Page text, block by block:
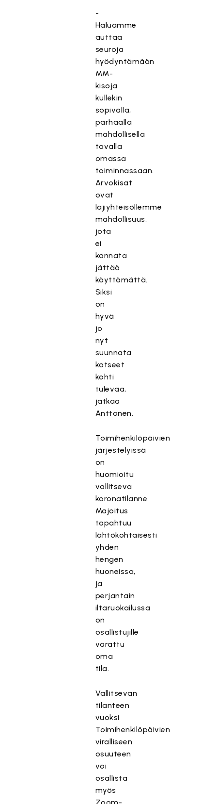
-
Haluamme
auttaa
seuroja
hyödyntämään
MM-
kisoja
kullekin
sopivalla,
parhaalla
mahdollisella
tavalla
omassa
toiminnassaan.
Arvokisat
ovat
lajiyhteisöllemme
mahdollisuus,
jota
ei
kannata
jättää
käyttämättä.
Siksi
on
hyvä
jo
nyt
suunnata
katseet
kohti
tulevaa,
jatkaa
Anttonen.
Toimihenkilöpäivien
järjestelyissä
on
huomioitu
vallitseva
koronatilanne.
Majoitus
tapahtuu
lähtökohtaisesti
yhden
hengen
huoneissa,
ja
perjantain
iltaruokailussa
on
osallistujille
varattu
oma
tila.
Vallitsevan
tilanteen
vuoksi
Toimihenkilöpäivien
viralliseen
osuuteen
voi
osallista
myös